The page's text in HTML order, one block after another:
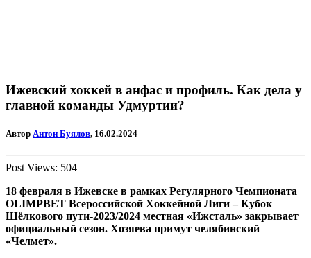
Ижевский хоккей в анфас и профиль. Как дела у
главной команды Удмуртии?
Автор Антон Буялов, 16.02.2024
Post Views: 504
18 февраля в Ижевске в рамках Регулярного Чемпионата
OLIMPBET Всероссийской Хоккейной Лиги – Кубок
Шёлкового пути-2023/2024 местная «Ижсталь» закрывает
официальный сезон. Хозяева примут челябинский
«Челмет».